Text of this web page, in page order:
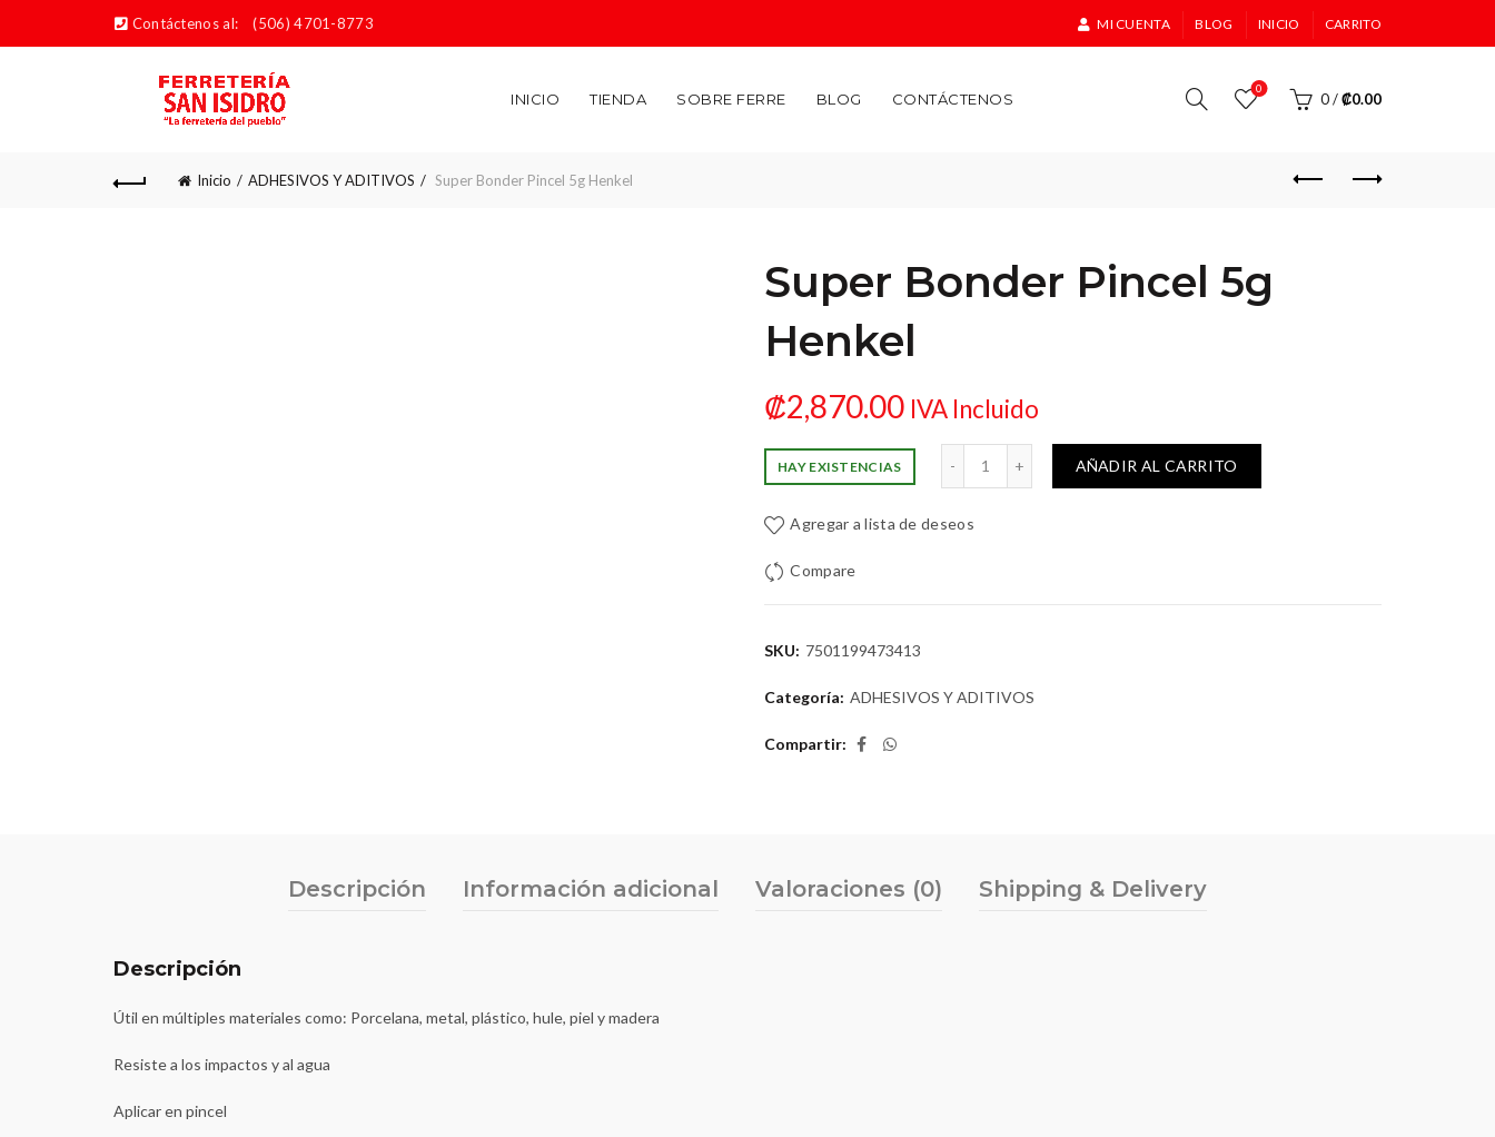
Contáctenos al: (506) 4701-8773 MI CUENTA BLOG INICIO CARRITO
INICIO TIENDA SOBRE FERRE BLOG CONTÁCTENOS
0
0/₡0.00
Inicio ADHESIVOS Y ADITIVOS Super Bonder Pincel 5g Henkel
Super Bonder Pincel 5g
Henkel
₡2,870.00 IVA Incluido
HAY EXISTENCIAS
Super Bonder Pincel 5g Henkel cantidad
AÑADIR AL CARRITO
Agregar a lista de deseos
Compare
SKU: 7501199473413
Categoría: ADHESIVOS Y ADITIVOS
Compartir
Descripción Información adicional Valoraciones (0) Shipping & Delivery
Descripción
Útil en múltiples materiales como: Porcelana, metal, plástico, hule, piel y madera
Resiste a los impactos y al agua
Aplicar en pincel